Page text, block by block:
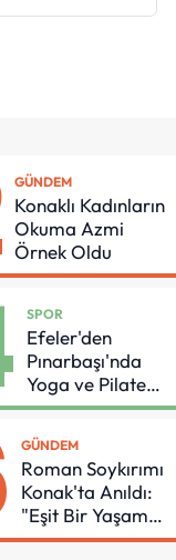
GÜNDEM
Konaklı Kadınların
Okuma Azmi
Örnek Oldu
SPOR
Efeler'den
Pınarbaşı'nda
Yoga ve Pilates
Buluşması
GÜNDEM
Roman Soykırımı
Konak'ta Anıldı:
"Eşit Bir Yaşam
İçin Mücadeleyi